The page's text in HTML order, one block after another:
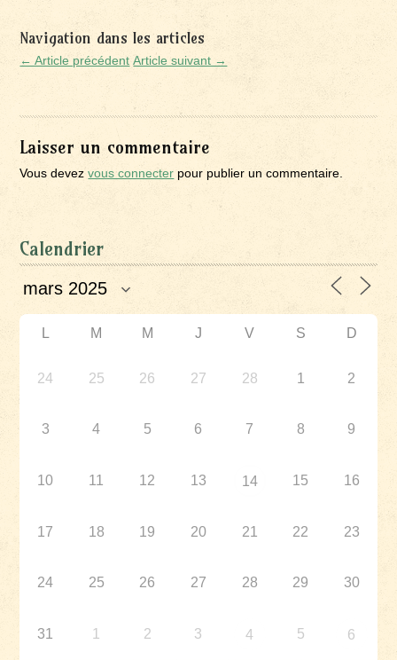
Navigation dans les articles
← Article précédent Article suivant →
Laisser un commentaire
Vous devezvous connecter pour publier un commentaire.
Calendrier
L M M J V S D
24 25 26 27 28 1 2
3 4 5 6 7 8 9
10 11 12 13 14 15 16
17 18 19 20 21 22 23
24 25 26 27 28 29 30
31 1 2 3 4 5 6